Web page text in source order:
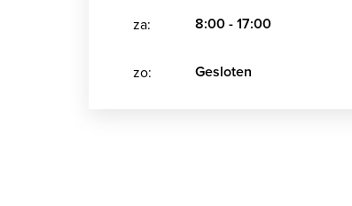
za: 8:00 - 17:00
zo: Gesloten